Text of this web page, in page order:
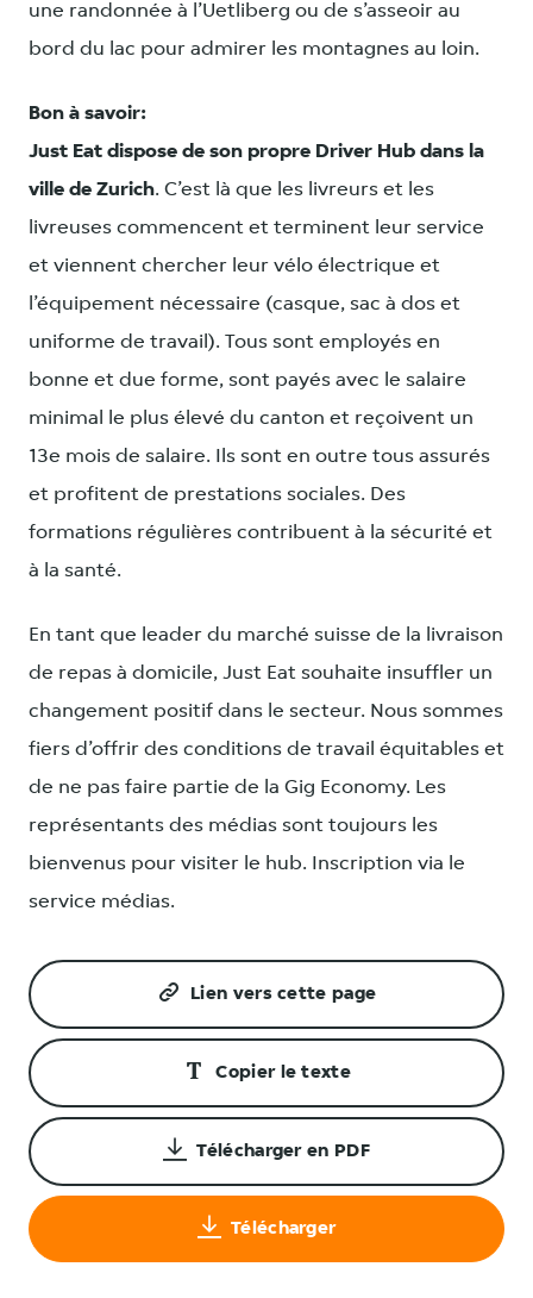
une randonnée à l’Uetliberg ou de s’asseoir au
bord du lac pour admirer les montagnes au loin.
Bon à savoir:
Just Eat dispose de son propre Driver Hub dans la
ville de Zurich. C’est là que les livreurs et les
livreuses commencent et terminent leur service
et viennent chercher leur vélo électrique et
l’équipement nécessaire (casque, sac à dos et
uniforme de travail). Tous sont employés en
bonne et due forme, sont payés avec le salaire
minimal le plus élevé du canton et reçoivent un
13e mois de salaire. Ils sont en outre tous assurés
et profitent de prestations sociales. Des
formations régulières contribuent à la sécurité et
à la santé.
En tant que leader du marché suisse de la livraison
de repas à domicile, Just Eat souhaite insuffler un
changement positif dans le secteur. Nous sommes
fiers d’offrir des conditions de travail équitables et
de ne pas faire partie de la Gig Economy. Les
représentants des médias sont toujours les
bienvenus pour visiter le hub. Inscription via le
service médias.
Lien vers cette page
Copier le texte
Télécharger en PDF
Télécharger